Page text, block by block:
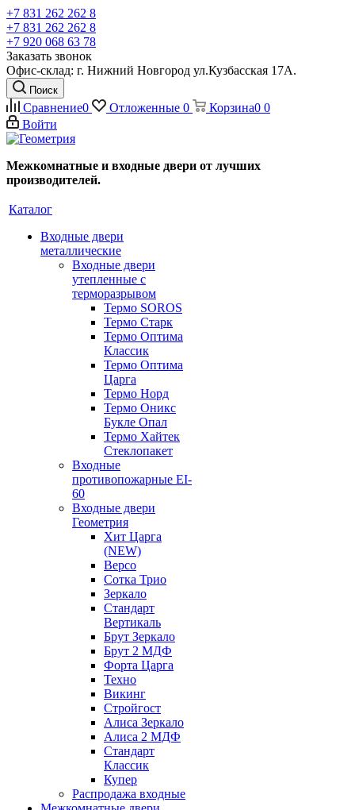
+7 831 262 262 8
+7 831 262 262 8
+7 920 068 63 78
Заказать звонок
Офис-склад: г. Нижний Новгород ул.Кузбасская 17А.
Поиск
Сравнение0 Отложенные 0 Корзина0 0
Войти
Межкомнатные и входные двери от лучших
производителей.
Каталог
Входные двери
металлические
Входные двери
утепленные с
терморазрывом
Термо SOROS
Термо Старк
Термо Оптима
Классик
Термо Оптима
Царга
Термо Норд
Термо Оникс
Букле Опал
Термо Хайтек
Стеклопакет
Входные
противопожарные EI-
60
Входные двери
Геометрия
Хит Царга
(NEW)
Версо
Сотка Трио
Зеркало
Стандарт
Вертикаль
Брут Зеркало
Брут 2 МДФ
Форта Царга
Техно
Викинг
Стройгост
Алиса Зеркало
Алиса 2 МДФ
Стандарт
Классик
Купер
Распродажа входные